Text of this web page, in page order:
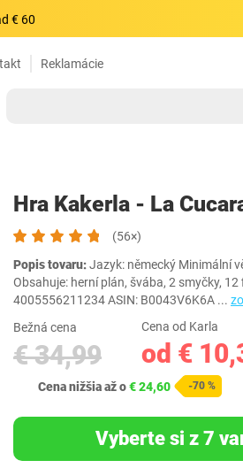
€ 60
Reklamácie
Hra Kakerla - La
(56×)
Popis tovaru:Jazyk: německý Minimální
Obsahuje: herní plán, švába, 2 smyčky,
4005556211234 ASIN: B0043V6K6A ...
Bežná cena
€ 34,99
Cena od Karla
od €
Cena nižšia až o€ 24,60 -70 %
Vyberte si z 7